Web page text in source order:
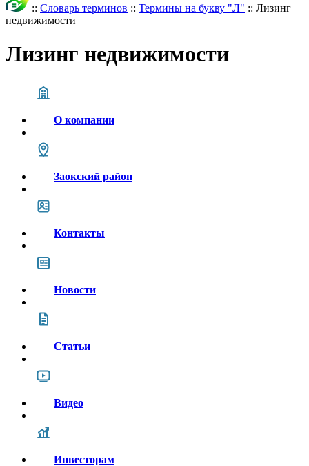
:: Словарь терминов :: Термины на букву "Л" :: Лизинг
недвижимости
Лизинг недвижимости
О компании
Заокский район
Контакты
Новости
Статьи
Видео
Инвесторам